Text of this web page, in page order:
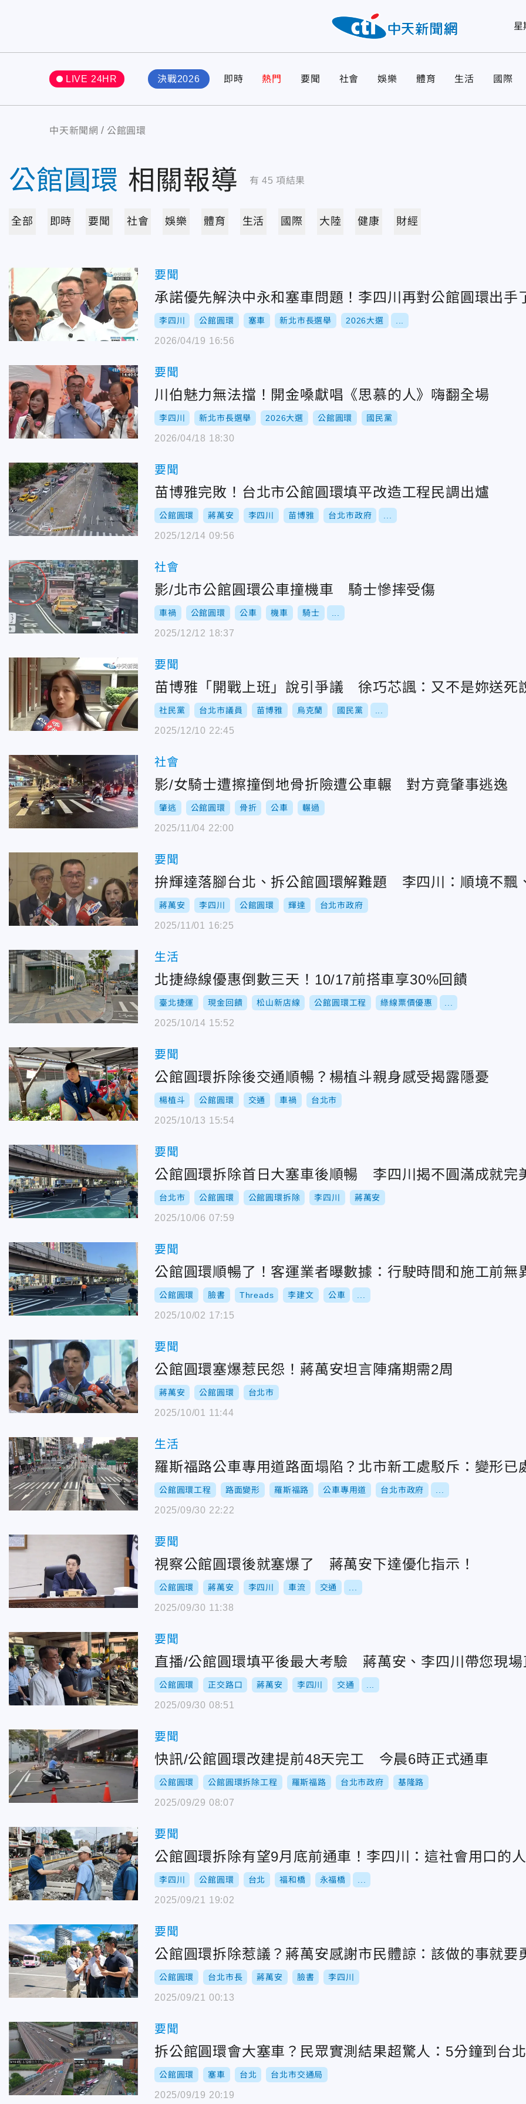
星
LIVE 24HR 決戰2026 即時 熱門 要聞 社會 娛樂 體育 生活 國際
中天新聞網 公館圓環
公館圓環 相關報導 有 45 項結果
全部 即時 要聞 社會 娛樂 體育 生活 國際 大陸 健康 財經
要聞
承諾優先解決中永和塞車問題！李四川再對公館圓環出手
李四川 公館圓環 塞車 新北市長選舉 2026大選
2026/04/19 16:56
要聞
川伯魅力無法擋！開金嗓獻唱《思慕的人》嗨翻全場
李四川 新北市長選舉 2026大選 公館圓環 國民黨
2026/04/18 18:30
要聞
苗博雅完敗！台北市公館圓環填平改造工程民調出爐
公館圓環 蔣萬安 李四川 苗博雅 台北市政府
2025/12/14 09:56
社會
影/北市公館圓環公車撞機車 騎士慘摔受傷
車禍 公館圓環 公車 機車 騎士
2025/12/12 18:37
要聞
苗博雅「開戰上班」說引爭議 徐巧芯諷：又不是妳送死
社民黨 台北市議員 苗博雅 烏克蘭 國民黨
2025/12/10 22:45
社會
影/女騎士遭擦撞倒地骨折險遭公車輾 對方竟肇事逃逸
肇逃 公館圓環 骨折 公車 輾過
2025/11/04 22:00
要聞
拚輝達落腳台北、拆公館圓環解難題 李四川：順境不飄
蔣萬安 李四川 公館圓環 輝達 台北市政府
2025/11/01 16:25
生活
北捷綠線優惠倒數三天！10/17前搭車享30%回饋
臺北捷運 現金回饋 松山新店線 公館圓環工程 綠線票價優惠
2025/10/14 15:52
要聞
公館圓環拆除後交通順暢？楊植斗親身感受揭露隱憂
楊植斗 公館圓環 交通 車禍 台北市
2025/10/13 15:54
要聞
公館圓環拆除首日大塞車後順暢 李四川揭不圓滿成就完
台北市 公館圓環 公館圓環拆除 李四川 蔣萬安
2025/10/06 07:59
要聞
公館圓環順暢了！客運業者曝數據：行駛時間和施工前無
公館圓環 臉書 Threads 李建文 公車
2025/10/02 17:15
要聞
公館圓環塞爆惹民怨！蔣萬安坦言陣痛期需2周
蔣萬安 公館圓環 台北市
2025/10/01 11:44
生活
羅斯福路公車專用道路面塌陷？北市新工處駁斥：變形已
公館圓環工程 路面變形 羅斯福路 公車專用道 台北市政府
2025/09/30 22:22
要聞
視察公館圓環後就塞爆了 蔣萬安下達優化指示！
公館圓環 蔣萬安 李四川 車流 交通
2025/09/30 11:38
要聞
直播/公館圓環填平後最大考驗 蔣萬安、李四川帶您現場
公館圓環 正交路口 蔣萬安 李四川 交通
2025/09/30 08:51
要聞
快訊/公館圓環改建提前48天完工 今晨6時正式通車
公館圓環 公館圓環拆除工程 羅斯福路 台北市政府 基隆路
2025/09/29 08:07
要聞
公館圓環拆除有望9月底前通車！李四川：這社會用口的
李四川 公館圓環 台北 福和橋 永福橋
2025/09/21 19:02
要聞
公館圓環拆除惹議？蔣萬安感謝市民體諒：該做的事就要
公館圓環 台北市長 蔣萬安 臉書 李四川
2025/09/21 00:13
要聞
拆公館圓環會大塞車？民眾實測結果超驚人：5分鐘到台北
公館圓環 塞車 台北 台北市交通局
2025/09/19 20:19